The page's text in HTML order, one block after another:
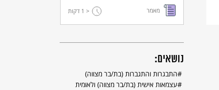
ובת המצווה: משמעותם, ההכנות
הנדרשות, והמנהגים והברכות הנלוות.
מאמר < 1 דקות
נושאים:
התבגרות והתגברות (בת/בר מצווה)
עצמאות אישית (בת/בר מצווה) ולאומית